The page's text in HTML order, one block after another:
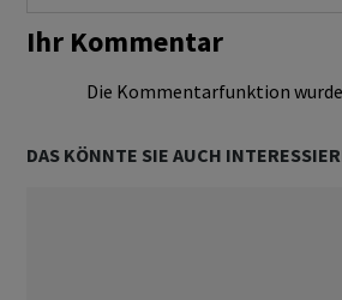
Ihr Kommentar
Die Kommentarfunktion
DAS KÖNNTE SIE AUCH